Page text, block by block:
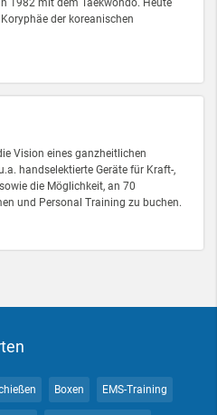
1982 mit dem Taekwondo. Heute
der koreanischen
Vision eines ganzheitlichen
handselektierte Geräte für Kraft-,
die Möglichkeit, an 70
und Personal Training zu buchen.
Boxen EMS-Training